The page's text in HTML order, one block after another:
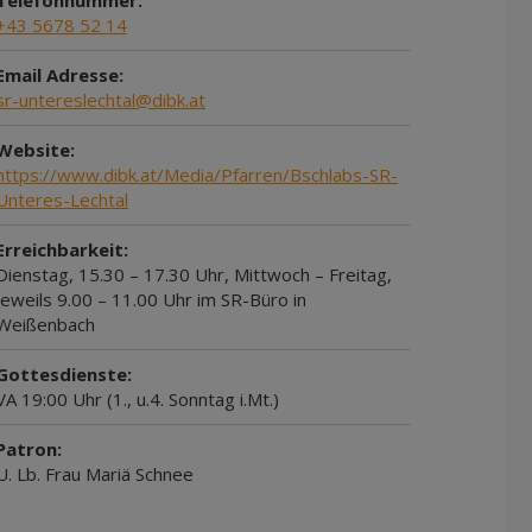
5678 52 14
Adresse:
untereslechtal@dibk.at
www.dibk.at/Media/Pfarren/Bschlabs-SR-
Lechtal
15.30 – 17.30 Uhr, Mittwoch – Freitag,
9.00 – 11.00 Uhr im SR-Büro in
19:00 Uhr (1., u.4. Sonntag i.Mt.)
Lb. Frau Mariä Schnee